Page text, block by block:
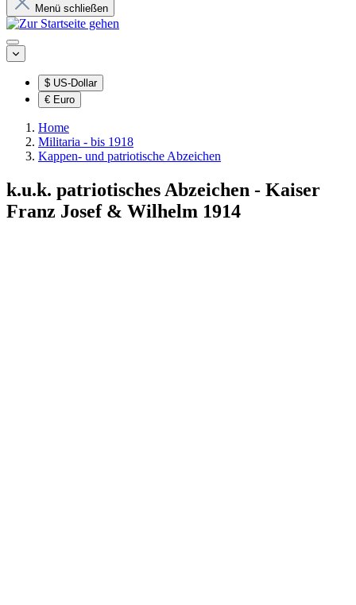
Menü schließen
$ US-Dollar
€ Euro
Home
Militaria - bis 1918
Kappen- und patriotische Abzeichen
k.u.k. patriotisches Abzeichen - Kaiser
Franz Josef & Wilhelm 1914